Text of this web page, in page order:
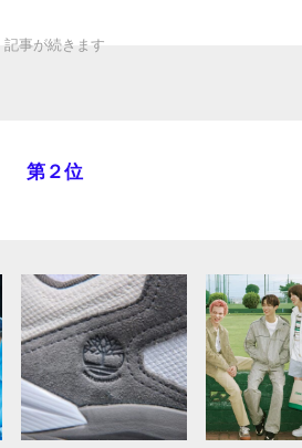
第２位